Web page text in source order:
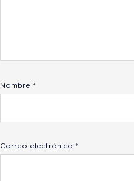
Nombre *
Correo electrónico *